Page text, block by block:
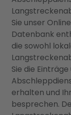
Sie unser
Datenbank
die sowohl
Sie die
erhalten und
besprechen.